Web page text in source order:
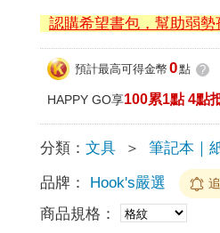
認購希望書包，幫助弱勢
預計最高可得金幣 0點 ?
HAPPY GO享100累1點 4點
分類：文具 ＞ 筆記本｜
品牌： Hook's嚴選
商品規格：